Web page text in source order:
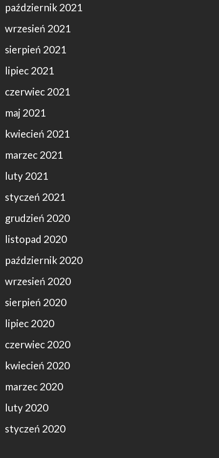
październik 2021
wrzesień 2021
sierpień 2021
lipiec 2021
czerwiec 2021
maj 2021
kwiecień 2021
marzec 2021
luty 2021
styczeń 2021
grudzień 2020
listopad 2020
październik 2020
wrzesień 2020
sierpień 2020
lipiec 2020
czerwiec 2020
kwiecień 2020
marzec 2020
luty 2020
styczeń 2020